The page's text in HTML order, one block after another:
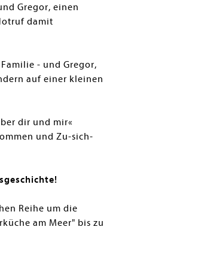
Gregor, einen
damit
- und Gregor,
auf einer kleinen
dir und mir«
und Zu-sich-
Reihe um die
am Meer" bis zu